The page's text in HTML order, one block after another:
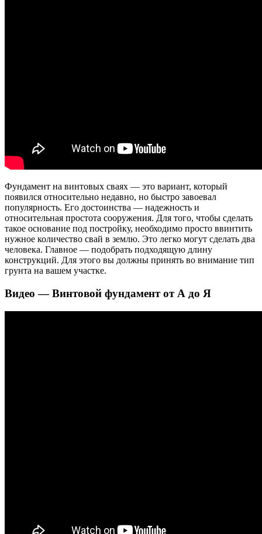
Фундамент на винтовых сваях — это вариант, который
появился относительно недавно, но быстро завоевал
популярность. Его достоинства — надежность и
относительная простота сооружения. Для того, чтобы сделать
такое основание под постройку, необходимо просто ввинтить
нужное количество свай в землю. Это легко могут сделать два
человека. Главное — подобрать подходящую длину
конструкций. Для этого вы должны принять во внимание тип
грунта на вашем участке.
Видео — Винтовой фундамент от А до Я